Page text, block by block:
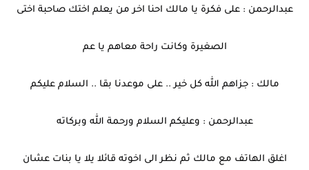
عبدالرحمن : على فكرة يا مالك احنا اخر من يعلم اختك صاحبة اختى
الصغيرة وكانت راحة معاهم يا عم
مالك : جزاهم الله كل خير .. على موعدنا بقا .. السلام عليكم
عبدالرحمن : وعليكم السلام ورحمة الله وبركاته
اغلق الهاتف مع مالك ثم نظر الى اخوته قائلا يلا يا بنات عشان